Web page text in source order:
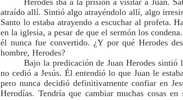
Herodes iba a la prisión a visitar a Juan.
atraído allí. Sintió algo atrayéndolo allí, algo
Santo lo estaba atrayendo a escuchar al profeta.
en la iglesia, a pesar de que el sermón los
él nunca fue convertido. ¿Y por qué Herodes
hombre, Herodes?
Bajo la predicación de Juan Herodes
no cedió a Jesús. Él entendió lo que Juan le
pero nunca decidió definitivamente confiar en
Herodías. Tendría que cambiar muchas cosas